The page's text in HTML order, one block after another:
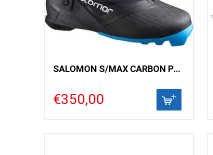
SALOMON S/MAX CARBON PROLINK
€350,00